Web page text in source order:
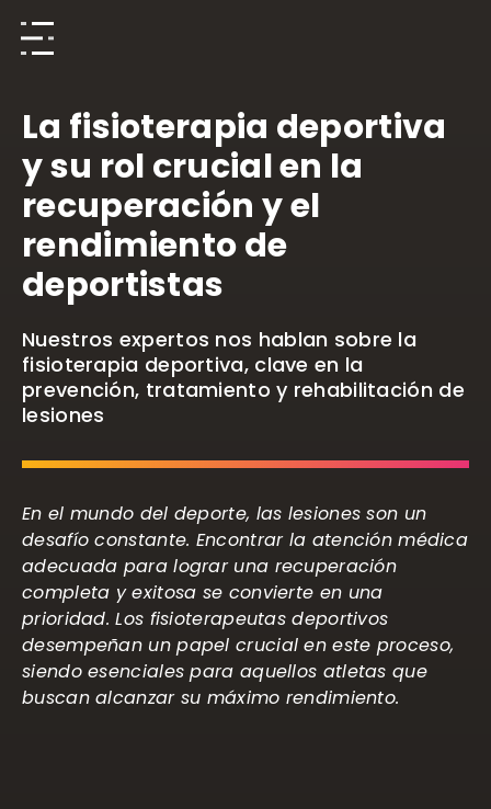
La fisioterapia deportiva
y su rol crucial en la
recuperación y el
rendimiento de
deportistas
Nuestros expertos nos hablan sobre la
fisioterapia deportiva, clave en la
prevención, tratamiento y rehabilitación de
lesiones
En el mundo del deporte, las lesiones son un
desafío constante. Encontrar la atención médica
adecuada para lograr una recuperación
completa y exitosa se convierte en una
prioridad. Los fisioterapeutas deportivos
desempeñan un papel crucial en este proceso,
siendo esenciales para aquellos atletas que
buscan alcanzar su máximo rendimiento.